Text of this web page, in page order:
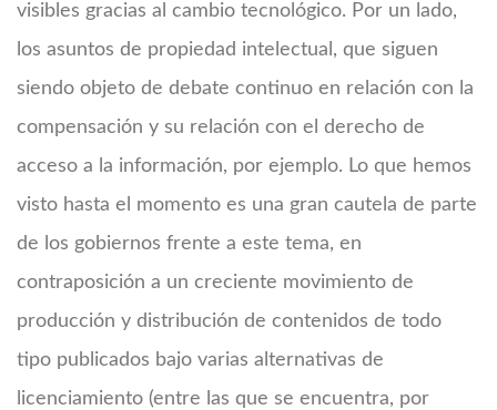
visibles gracias al cambio tecnológico. Por un lado,
los asuntos de propiedad intelectual, que siguen
siendo objeto de debate continuo en relación con la
compensación y su relación con el derecho de
acceso a la información, por ejemplo. Lo que hemos
visto hasta el momento es una gran cautela de parte
de los gobiernos frente a este tema, en
contraposición a un creciente movimiento de
producción y distribución de contenidos de todo
tipo publicados bajo varias alternativas de
licenciamiento (entre las que se encuentra, por